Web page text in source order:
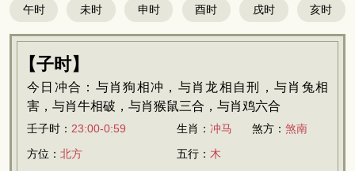
午时 未时 申时 酉时 戌时 亥时
【子时】
今日冲合：与肖狗相冲，与肖龙相自刑，与肖兔相
害，与肖牛相破，与肖猴鼠三合，与肖鸡六合
壬子时： 23:00-0:59 生肖： 冲马 煞方： 煞南
方位： 北方 五行： 木